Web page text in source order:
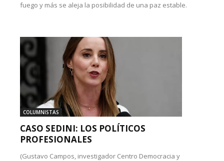
fuego y más se aleja la posibilidad de una paz estable.
COLUMNISTAS
CASO SEDINI: LOS POLÍTICOS
PROFESIONALES
(Gustavo Campos, investigador Centro Democracia y